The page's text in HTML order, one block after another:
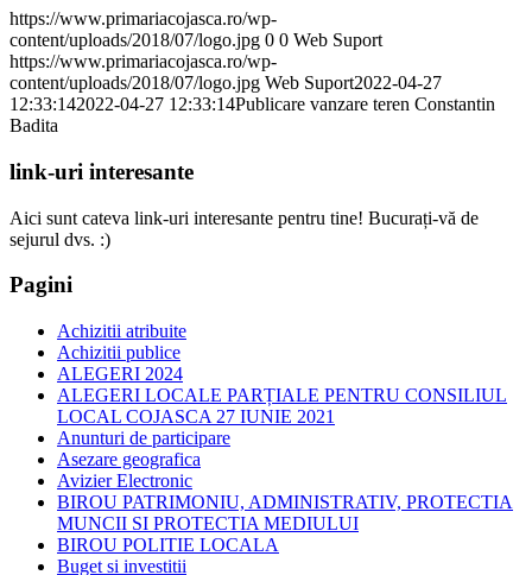
https://www.primariacojasca.ro/wp-
content/uploads/2018/07/logo.jpg 0 0 Web Suport
https://www.primariacojasca.ro/wp-
content/uploads/2018/07/logo.jpg Web Suport2022-04-27
12:33:142022-04-27 12:33:14Publicare vanzare teren Constantin
Badita
link-uri interesante
Aici sunt cateva link-uri interesante pentru tine! Bucurați-vă de
sejurul dvs. :)
Pagini
Achizitii atribuite
Achizitii publice
ALEGERI 2024
ALEGERI LOCALE PARȚIALE PENTRU CONSILIUL
LOCAL COJASCA 27 IUNIE 2021
Anunturi de participare
Asezare geografica
Avizier Electronic
BIROU PATRIMONIU, ADMINISTRATIV, PROTECTIA
MUNCII SI PROTECTIA MEDIULUI
BIROU POLITIE LOCALA
Buget si investitii